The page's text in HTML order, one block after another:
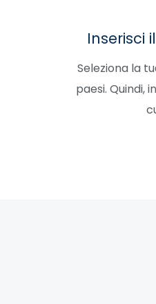
Inserisci
Seleziona la
paesi. Quindi,